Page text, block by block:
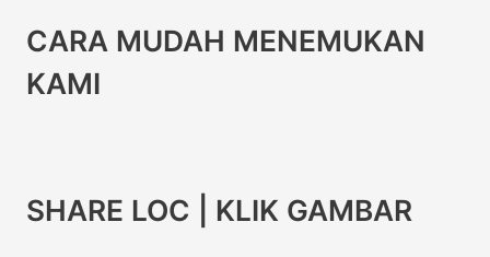
CARA MUDAH MENEMUKAN
KAMI
SHARE LOC | KLIK GAMBAR